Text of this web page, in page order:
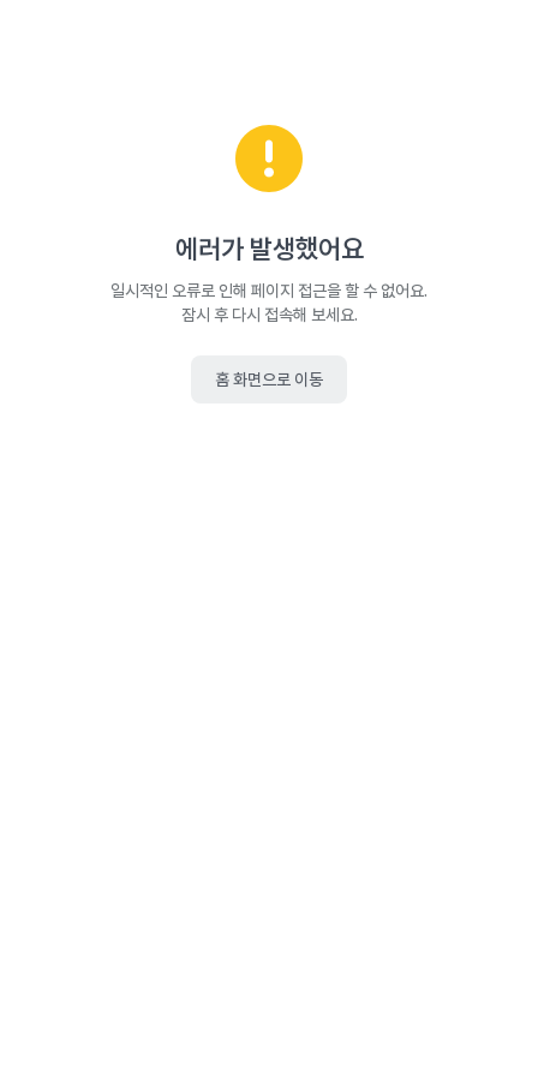
에러가 발생했어요
일시적인 오류로 인해 페이지 접근을 할 수 없어요.
잠시 후 다시 접속해 보세요.
홈 화면으로 이동